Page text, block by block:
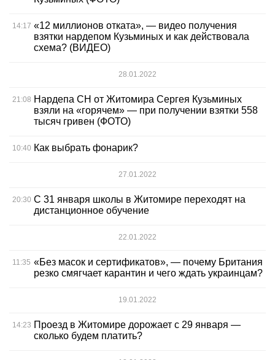
14:17 «12 миллионов отката», — видео получения
взятки нардепом Кузьминых и как действовала
схема? (ВИДЕО)
28.01.2022
21:08 Нардепа СН от Житомира Сергея Кузьминых
взяли на «горячем» — при получении взятки 558
тысяч гривен (ФОТО)
10:40 Как выбрать фонарик?
27.01.2022
20:30 С 31 января школы в Житомире переходят на
дистанционное обучение
22.01.2022
11:35 «Без масок и сертификатов», — почему Британия
резко смягчает карантин и чего ждать украинцам?
19.01.2022
14:23 Проезд в Житомире дорожает с 29 января —
сколько будем платить?